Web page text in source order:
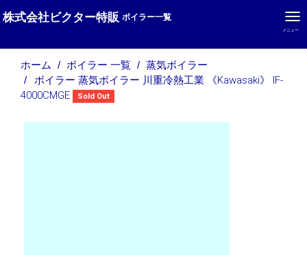
メニュー
株式会社ビクター特販 ボイラー一覧
ホーム ボイラー 一覧 蒸気ボイラー
ボイラー 蒸気ボイラー 川重冷熱工業 《Kawasaki》 IF-
4000CMGE
Sold Out